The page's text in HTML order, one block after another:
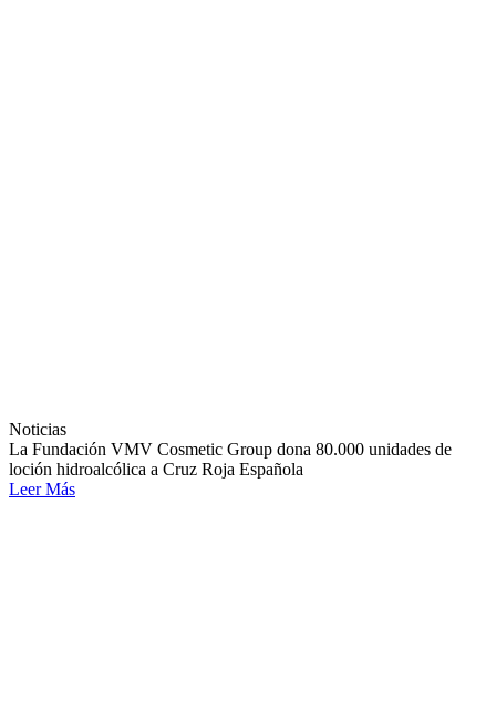
Noticias
La Fundación VMV Cosmetic Group dona 80.000 unidades de
loción hidroalcólica a Cruz Roja Española
Leer Más